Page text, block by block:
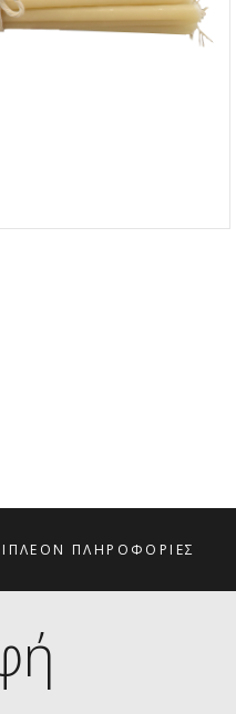
ΠΛΗΡΟΦΟΡΊΕΣ